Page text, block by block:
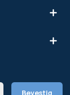
Bevestig